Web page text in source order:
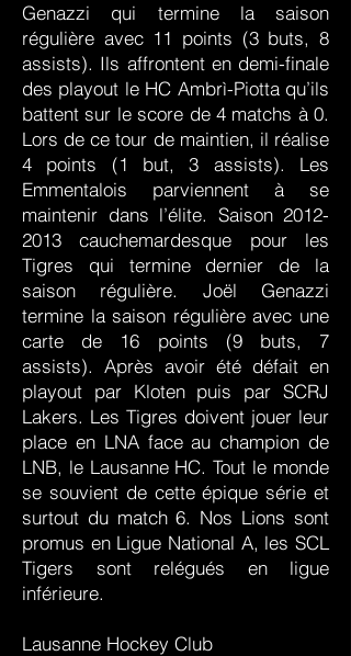
Genazzi qui termine la saison
régulière avec 11 points (3 buts, 8
assists). Ils affrontent en demi-finale
des playout le HC Ambrì-Piotta qu’ils
battent sur le score de 4 matchs à 0.
Lors de ce tour de maintien, il réalise
4 points (1 but, 3 assists). Les
Emmentalois parviennent à se
maintenir dans l’élite. Saison 2012-
2013 cauchemardesque pour les
Tigres qui termine dernier de la
saison régulière. Joël Genazzi
termine la saison régulière avec une
carte de 16 points (9 buts, 7
assists). Après avoir été défait en
playout par Kloten puis par SCRJ
Lakers. Les Tigres doivent jouer leur
place en LNA face au champion de
LNB, le Lausanne HC. Tout le monde
se souvient de cette épique série et
surtout du match 6. Nos Lions sont
promus en Ligue National A, les SCL
Tigers sont relégués en ligue
inférieure.
Lausanne Hockey Club